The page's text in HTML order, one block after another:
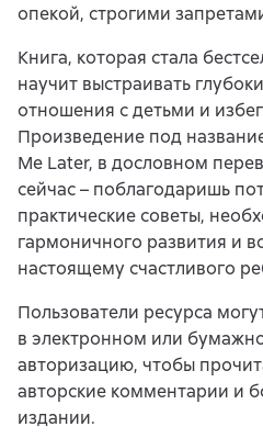
опекой, строгими
Книга, которая стала
научит выстраивать
отношения с детьми и
Произведение под
Me Later, в дословном
сейчас – поблагодаришь
практические советы,
гармоничного развития и
настоящему счастливого
Пользователи ресурса
в электронном или
авторизацию, чтобы
авторские комментарии и
издании.